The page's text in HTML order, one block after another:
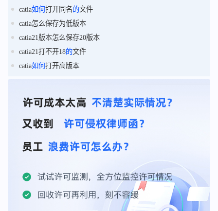
catia如何打开同名的文件
catia怎么保存为低版本
catia21版本怎么保存20版本
catia21打不开18的文件
catia如何打开高版本